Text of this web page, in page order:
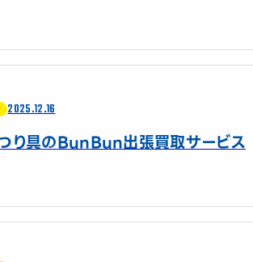
2025.12.16
つり具のBunBun出張買取サービス